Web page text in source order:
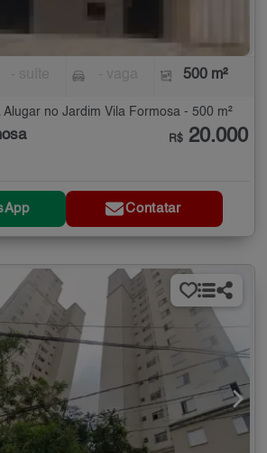
500 m²
no Jardim Vila Formosa - 500 m²
R$ 20.000
Contatar